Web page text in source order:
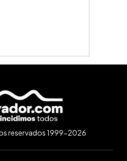
reservados 1999-2026